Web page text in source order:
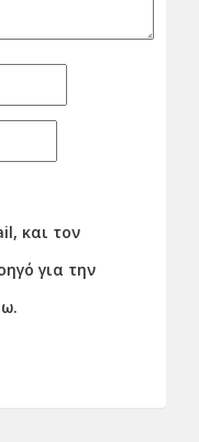
και τον
για την